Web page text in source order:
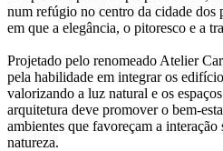
num refúgio no centro da cidade dos
em que a elegância, o pitoresco e a
Projetado pelo renomeado Atelier
pela habilidade em integrar os
valorizando a luz natural e os
arquitetura deve promover o bem-
ambientes que favoreçam a
natureza.